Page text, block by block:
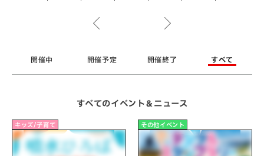
開催中 開催予定 開催終了 すべて
すべてのイベント＆ニュース
キッズ/子育て その他イベント